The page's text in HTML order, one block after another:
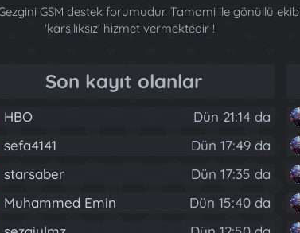
GSM destek forumudur. Tamami ile gönüllü
'karşılıksız' hizmet vermektedir !
Son kayıt olanlar
HBO Dün 21:14 da
sefa4141
Dün 17:49 da
starsaber
Dün 17:35 da
Muhammed Emin
Dün 15:40 da